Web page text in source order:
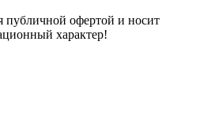
публичной офертой и носит
характер!